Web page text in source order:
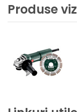
Produse